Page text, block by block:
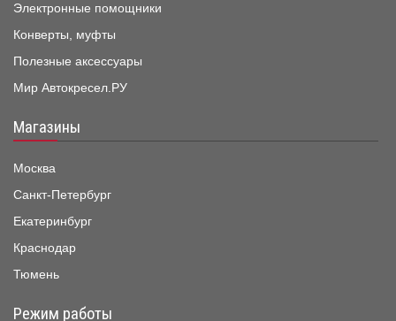
Электронные помощники
Конверты, муфты
Полезные аксессуары
Мир Автокресел.РУ
Магазины
Москва
Санкт-Петербург
Екатеринбург
Краснодар
Тюмень
Режим работы